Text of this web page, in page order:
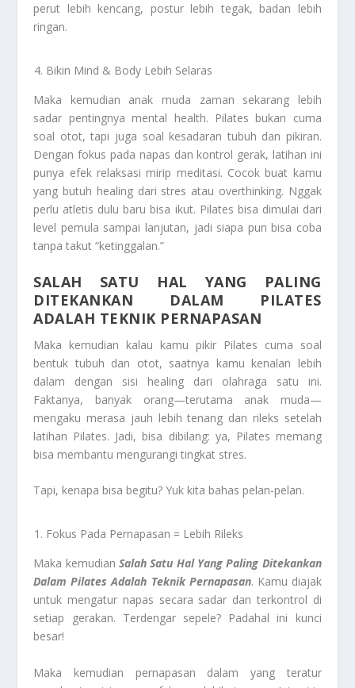
perut lebih kencang, postur lebih tegak, badan lebih
ringan.
Bikin Mind & Body Lebih Selaras
Maka kemudian anak muda zaman sekarang lebih
sadar pentingnya mental health. Pilates bukan cuma
soal otot, tapi juga soal kesadaran tubuh dan pikiran.
Dengan fokus pada napas dan kontrol gerak, latihan ini
punya efek relaksasi mirip meditasi. Cocok buat kamu
yang butuh healing dari stres atau overthinking. Nggak
perlu atletis dulu baru bisa ikut. Pilates bisa dimulai dari
level pemula sampai lanjutan, jadi siapa pun bisa coba
tanpa takut “ketinggalan.”
SALAH SATU HAL YANG PALING
DITEKANKAN DALAM PILATES
ADALAH TEKNIK PERNAPASAN
Maka kemudian kalau kamu pikir Pilates cuma soal
bentuk tubuh dan otot, saatnya kamu kenalan lebih
dalam dengan sisi healing dari olahraga satu ini.
Faktanya, banyak orang—terutama anak muda—
mengaku merasa jauh lebih tenang dan rileks setelah
latihan Pilates. Jadi, bisa dibilang: ya, Pilates memang
bisa membantu mengurangi tingkat stres.
Tapi, kenapa bisa begitu? Yuk kita bahas pelan-pelan.
Fokus Pada Pernapasan = Lebih Rileks
Maka kemudian Salah Satu Hal Yang Paling Ditekankan
Dalam Pilates Adalah Teknik Pernapasan. Kamu diajak
untuk mengatur napas secara sadar dan terkontrol di
setiap gerakan. Terdengar sepele? Padahal ini kunci
besar!
Maka kemudian pernapasan dalam yang teratur